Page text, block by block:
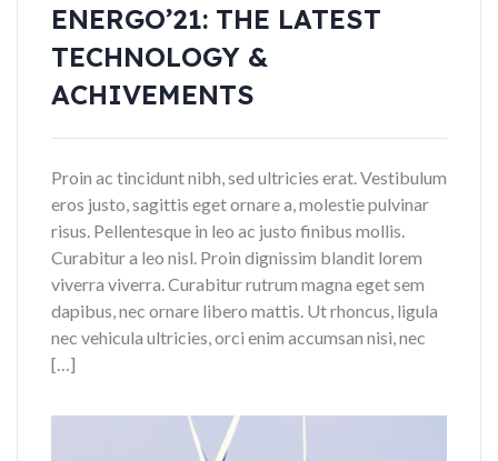
ENERGO’21: THE LATEST
TECHNOLOGY &
ACHIVEMENTS
Proin ac tincidunt nibh, sed ultricies erat. Vestibulum
eros justo, sagittis eget ornare a, molestie pulvinar
risus. Pellentesque in leo ac justo finibus mollis.
Curabitur a leo nisl. Proin dignissim blandit lorem
viverra viverra. Curabitur rutrum magna eget sem
dapibus, nec ornare libero mattis. Ut rhoncus, ligula
nec vehicula ultricies, orci enim accumsan nisi, nec
[…]